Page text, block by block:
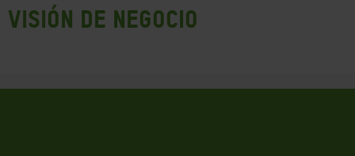
Visión de negocio